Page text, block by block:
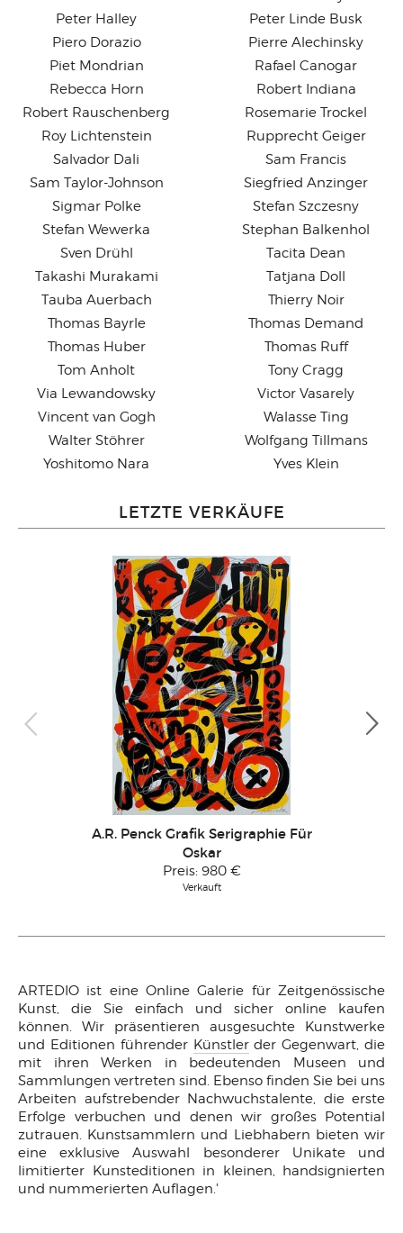
Peter Halley
Peter Linde Busk
Piero Dorazio
Pierre Alechinsky
Piet Mondrian
Rafael Canogar
Rebecca Horn
Robert Indiana
Robert Rauschenberg
Rosemarie Trockel
Roy Lichtenstein
Rupprecht Geiger
Salvador Dali
Sam Francis
Sam Taylor-Johnson
Siegfried Anzinger
Sigmar Polke
Stefan Szczesny
Stefan Wewerka
Stephan Balkenhol
Sven Drühl
Tacita Dean
Takashi Murakami
Tatjana Doll
Tauba Auerbach
Thierry Noir
Thomas Bayrle
Thomas Demand
Thomas Huber
Thomas Ruff
Tom Anholt
Tony Cragg
Via Lewandowsky
Victor Vasarely
Vincent van Gogh
Walasse Ting
Walter Stöhrer
Wolfgang Tillmans
Yoshitomo Nara
Yves Klein
LETZTE VERKÄUFE
A.R. Penck Grafik Serigraphie Für
Oskar
Preis: 980 €
Verkauft
ARTEDIO ist eine Online Galerie für Zeitgenössische
Kunst, die Sie einfach und sicher online kaufen
können. Wir präsentieren ausgesuchte Kunstwerke
und Editionen führender Künstlerder Gegenwart, die
mit ihren Werken in bedeutenden Museen und
Sammlungen vertreten sind. Ebenso finden Sie bei uns
Arbeiten aufstrebender Nachwuchstalente, die erste
Erfolge verbuchen und denen wir großes Potential
zutrauen. Kunstsammlern und Liebhabern bieten wir
eine exklusive Auswahl besonderer Unikate und
limitierter Kunsteditionen in kleinen, handsignierten
und nummerierten Auflagen.'